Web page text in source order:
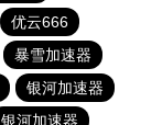
优云666
暴雪加速器
银河加速器
银河加速器